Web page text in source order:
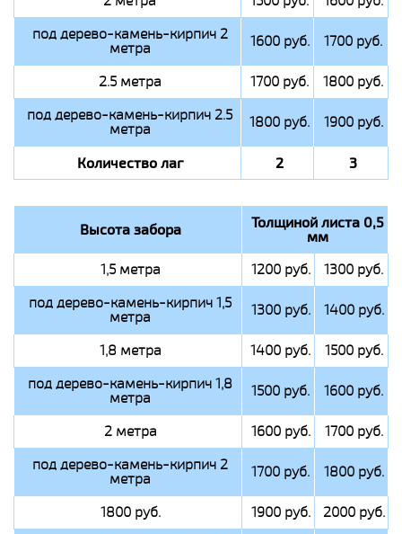
под дерево-камень-кирпич 2
метра 1600 руб. 1700 руб.
2.5 метра 1700 руб.
1800 руб.
под дерево-камень-кирпич 2.5
метра 1800 руб. 1900 руб.
Количество лаг 2 3
Высота забора Толщиной листа 0,5
мм
1,5 метра 1200 руб.
1300 руб.
под дерево-камень-кирпич 1,5
метра 1300 руб. 1400 руб.
1,8 метра 1400 руб.
1500 руб.
под дерево-камень-кирпич 1,8
метра 1500 руб. 1600 руб.
2 метра 1600 руб.
1700 руб.
под дерево-камень-кирпич 2
метра 1700 руб. 1800 руб.
1800 руб. 1900 руб.
2000 руб.